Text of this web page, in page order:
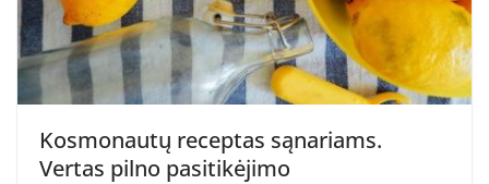
Kosmonautų receptas sąnariams.
Vertas pilno pasitikėjimo